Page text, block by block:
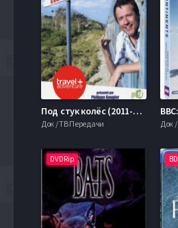
Под стук колёс (2011-2019) 1-7 сезон
Док / ТВ Передачи Док
DVDRip